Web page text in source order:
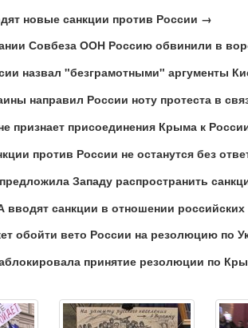
новые санкции против России →
Совбеза ООН Россию обвинили в
назвал "безграмотными" аргументы
направил России ноту протеста в
признает присоединения Крыма к
против России не останутся без
Западу распространить
санкции в отношении
обойти вето России на резолюцию по
принятие резолюции по